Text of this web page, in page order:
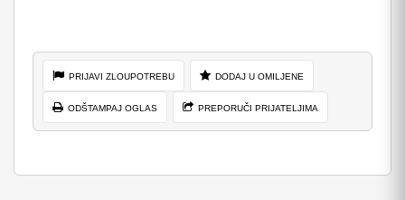
PRIJAVI ZLOUPOTREBU DODAJ U OMILJENE
ODŠTAMPAJ OGLAS PREPORUČI PRIJATELJIMA